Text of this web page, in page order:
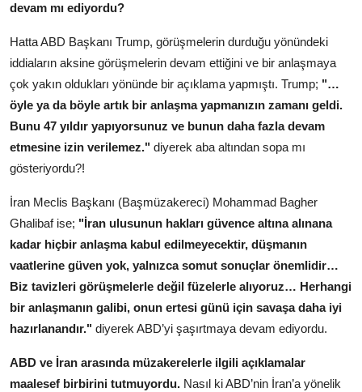
devam mı ediyordu?
Hatta ABD Başkanı Trump, görüşmelerin durduğu yönündeki
iddiaların aksine görüşmelerin devam ettiğini ve bir anlaşmaya
çok yakın oldukları yönünde bir açıklama yapmıştı. Trump; "…
öyle ya da böyle artık bir anlaşma yapmanızın zamanı geldi.
Bunu 47 yıldır yapıyorsunuz ve bunun daha fazla devam
etmesine izin verilemez." diyerek aba altından sopa mı
gösteriyordu?!
İran Meclis Başkanı (Başmüzakereci) Mohammad Bagher
Ghalibaf ise; "İran ulusunun hakları güvence altına alınana
kadar hiçbir anlaşma kabul edilmeyecektir, düşmanın
vaatlerine güven yok, yalnızca somut sonuçlar önemlidir…
Biz tavizleri görüşmelerle değil füzelerle alıyoruz… Herhangi
bir anlaşmanın galibi, onun ertesi günü için savaşa daha iyi
hazırlanandır." diyerek ABD’yi şaşırtmaya devam ediyordu.
ABD ve İran arasında müzakerelerle ilgili açıklamalar
maalesef birbirini tutmuyordu. Nasıl ki ABD’nin İran’a yönelik